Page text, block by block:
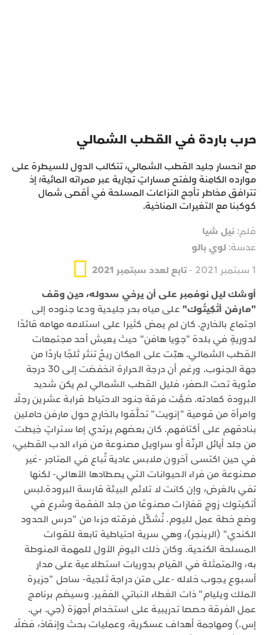
حرب باردة في القطب الشمالي
مع انحسار جليد القطب الشمالي، تتكالب الدول للسيطرة على
موارده الكامِنة ولفتح مساراتٍ تجارية عبر ممراته المائية؛ إذ
تترافق مخاطر تأجج النزاعات المسلحة في أقصى شمال
كوكبنا مع التغيرات المناخية.
قلم: نيل شيا
عدسة: لوي بالو
1 سبتمبر 2021 -
تابع لعدد سبتمبر 2021
أوشك ليل نوفمبر على أن يرخي سدوله، حين وقف
"مارفن أتْكِيتُوك" على مياه بحر جليدية ودعا جنوده إلى
اجتماع بالخارج. كان لم يمض كثيرا على استلامه مهامه قائدًا
لدوريةٍ في بلدة "جويا هافن" حيث يعيش أحد مجتمعات
القطب الشمالي. هبّت على المكان ريحٌ تنثر ثلجًا باردًا من
جهة الجنوب. ورغم أن درجة الحرارة انخفضت إلى 30 درجة
مئوية تحت الصفر، فليل القطب الشمالي لم يكن شديد
البرودة كعادته. ضمَّت فرقة جنود الاحتياط قرابة عشرين رجلًا
وامرأة من قومية "إنويت" تحلَّقوا بالخارج حول مارفن حاملين
بنادقهم على أكتافهم. كان بعضهم يرتدي إما ستراتٍ خِيطت
من جلد أيائل الرنّة أو سراويل مصنوعة من فراء الدب القطبي،
في حين اكتسى آخرون ملابس عادية تُباع في المتاجر -غير
مصنوعة من فراء الحيوانات التي يصطادها الأهالي- لكنها
تفي بالغرض، وإن كانت لا تلائم البيئة قارسة البرودة.لبس
أتكيتوك زوج قفازات مصنوعًا من جلد الفقمة وشرع في
وضع خطة عمل لليوم. تُشكِّل فرقته جزءا من "حرس الحدود
الكندي" (الرينجر)، وهي سرية احتياطية تابعة للقوات
المسلحة الكندية. وكان ذلك اليومَ الأول للمهمة المنوطة
به، والمتمثلة في القيام بدوريات استطلاعية على مدار
أسبوع يجوب خلاله -على متن دراجة ثلجية- ساحل "جزيرة
الملك ويليام" ذات الغطاء النباتي الفقير. وسيضم برنامج
عمل الفرقة حصصا تدريبية على استخدام أجهزة (جي. بي.
إس.) ومهاجمة أهداف عسكرية، وعمليات بحث وإنقاذ، فضلًا